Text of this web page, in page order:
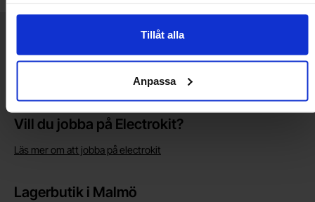
Tillåt alla
Anpassa
Kort allmän information
Vi är registrerade för VOEC, vilket innebär at våra norska kunder
kan handla med norsk moms hos oss, och slipper avgifter för
införtullning i Norge.
Vill du jobba på Electrokit?
Läs mer om att jobba på electrokit
Lagerbutik i Malmö